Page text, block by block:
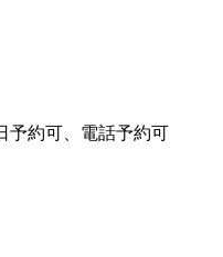
予約可、電話予約可